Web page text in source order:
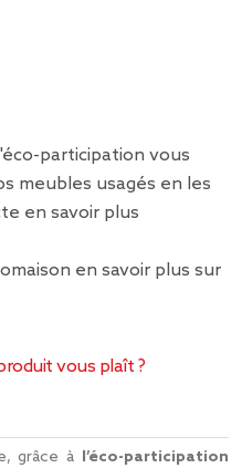
participation vous
meubles usagés en les
en savoir plus
en savoir plus sur
vous plaît ?
grâce à l’éco-participation